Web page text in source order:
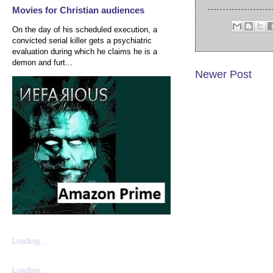
Newer Post
Movies for Christian audiences
On the day of his scheduled execution, a
convicted serial killer gets a psychiatric
evaluation during which he claims he is a
demon and furt...
Loading...
Loading...